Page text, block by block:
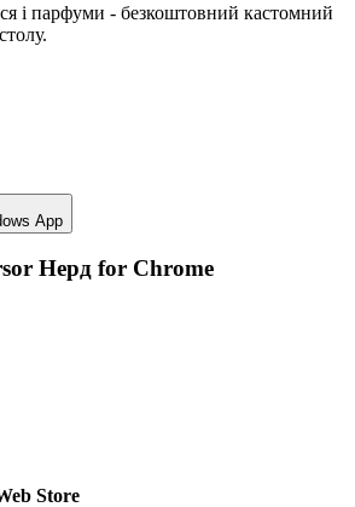
і парфуми - безкоштовний кастомний
App
Нерд for Chrome
Store